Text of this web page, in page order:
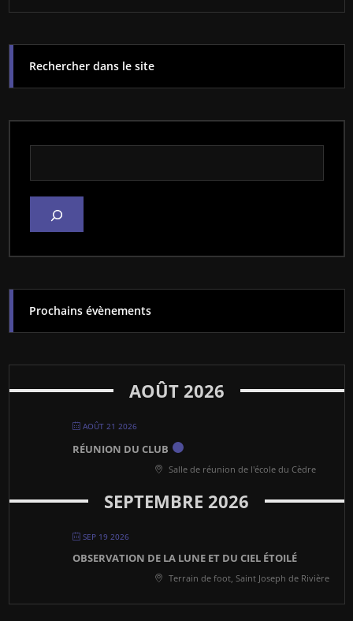
Rechercher dans le site
Rechercher dans le site
Prochains évènements
AOÛT 2026
AOÛT 21 2026
RÉUNION DU CLUB
Salle de réunion de l'école du Cèdre
SEPTEMBRE 2026
SEP 19 2026
OBSERVATION DE LA LUNE ET DU CIEL ÉTOILÉ
Terrain de foot, Saint Joseph de Rivière